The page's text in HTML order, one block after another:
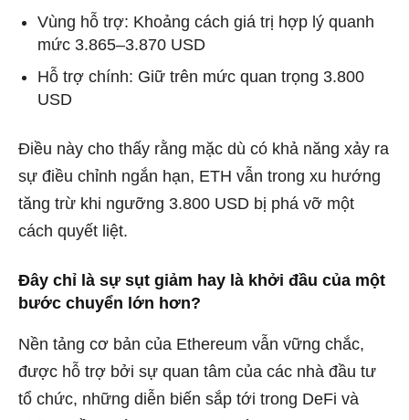
Vùng hỗ trợ: Khoảng cách giá trị hợp lý quanh
mức 3.865–3.870 USD
Hỗ trợ chính: Giữ trên mức quan trọng 3.800
USD
Điều này cho thấy rằng mặc dù có khả năng xảy ra
sự điều chỉnh ngắn hạn, ETH vẫn trong xu hướng
tăng trừ khi ngưỡng 3.800 USD bị phá vỡ một
cách quyết liệt.
Đây chỉ là sự sụt giảm hay là khởi đầu của một
bước chuyển lớn hơn?
Nền tảng cơ bản của Ethereum vẫn vững chắc,
được hỗ trợ bởi sự quan tâm của các nhà đầu tư
tổ chức, những diễn biến sắp tới trong DeFi và